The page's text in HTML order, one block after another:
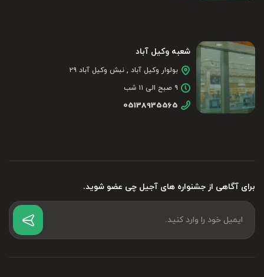
برای آگاهی از جشنواره های آجیل چی عضو شوید.
شعبه وکیل آباد
بولوار وکیل آباد , نبش وکیل آباد ۲۹
۹ صبح الی ۱۱ شب
05138935565